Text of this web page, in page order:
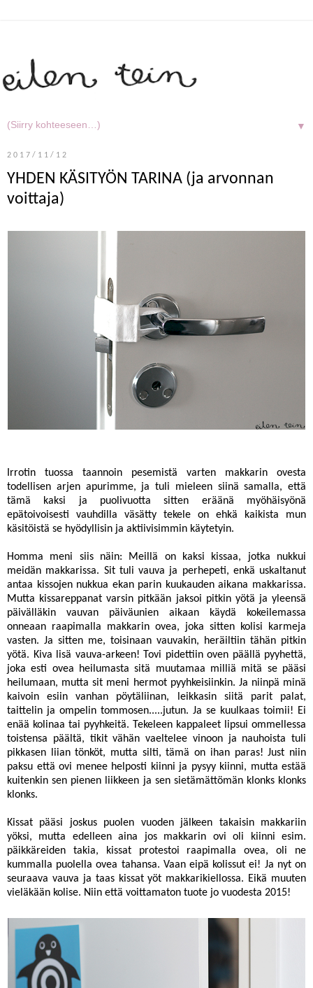
▼
2017/11/12
YHDEN KÄSITYÖN TARINA (ja arvonnan
voittaja)
Irrotin tuossa taannoin pesemistä varten makkarin ovesta
todellisen arjen apurimme, ja tuli mieleen siinä samalla, että
tämä kaksi ja puolivuotta sitten eräänä myöhäisyönä
epätoivoisesti vauhdilla väsätty tekele on ehkä kaikista mun
käsitöistä se hyödyllisin ja aktiivisimmin käytetyin.
Homma meni siis näin: Meillä on kaksi kissaa, jotka nukkui
meidän makkarissa. Sit tuli vauva ja perhepeti, enkä uskaltanut
antaa kissojen nukkua ekan parin kuukauden aikana makkarissa.
Mutta kissareppanat varsin pitkään jaksoi pitkin yötä ja yleensä
päivälläkin vauvan päiväunien aikaan käydä kokeilemassa
onneaan raapimalla makkarin ovea, joka sitten kolisi karmeja
vasten. Ja sitten me, toisinaan vauvakin, heräiltiin tähän pitkin
yötä. Kiva lisä vauva-arkeen! Tovi pidettiin oven päällä pyyhettä,
joka esti ovea heilumasta sitä muutamaa milliä mitä se pääsi
heilumaan, mutta sit meni hermot pyyhkeisiinkin. Ja niinpä minä
kaivoin esiin vanhan pöytäliinan, leikkasin siitä parit palat,
taittelin ja ompelin tommosen.....jutun. Ja se kuulkaas toimii! Ei
enää kolinaa tai pyyhkeitä. Tekeleen kappaleet lipsui ommellessa
toistensa päältä, tikit vähän vaeltelee vinoon ja nauhoista tuli
pikkasen liian tönköt, mutta silti, tämä on ihan paras! Just niin
paksu että ovi menee helposti kiinni ja pysyy kiinni, mutta estää
kuitenkin sen pienen liikkeen ja sen sietämättömän klonks klonks
klonks.
Kissat pääsi joskus puolen vuoden jälkeen takaisin makkariin
yöksi, mutta edelleen aina jos makkarin ovi oli kiinni esim.
päikkäreiden takia, kissat protestoi raapimalla ovea, oli ne
kummalla puolella ovea tahansa. Vaan eipä kolissut ei! Ja nyt on
seuraava vauva ja taas kissat yöt makkarikiellossa. Eikä muuten
vieläkään kolise. Niin että voittamaton tuote jo vuodesta 2015!